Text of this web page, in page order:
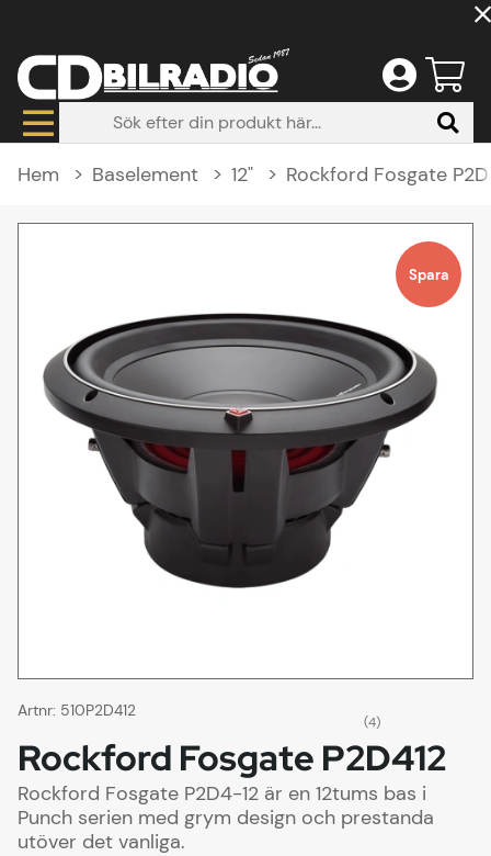
Hem Baselement 12" Rockford Fosgate
Spara
Artnr: 510P2D412
(4)
Rockford Fosgate P2D412
Rockford Fosgate P2D4-12 är en 12tums bas i
Punch serien med grym design och prestanda
utöver det vanliga.